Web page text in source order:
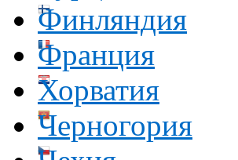
Финляндия
Франция
Хорватия
Черногория